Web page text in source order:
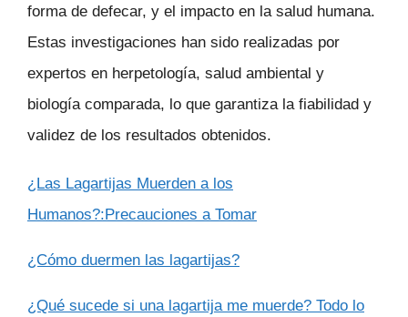
forma de defecar, y el impacto en la salud humana.
Estas investigaciones han sido realizadas por
expertos en herpetología, salud ambiental y
biología comparada, lo que garantiza la fiabilidad y
validez de los resultados obtenidos.
¿Las Lagartijas Muerden a los
Humanos?:Precauciones a Tomar
¿Cómo duermen las lagartijas?
¿Qué sucede si una lagartija me muerde? Todo lo